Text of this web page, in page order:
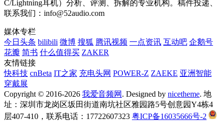
C/Lightning耳机）分析、评测、拆解的专业机构。稿件投递、
联系我们：info@52audio.com
媒体专栏
今日头条 bilibili 微博 搜狐 腾讯视频 一点资讯 互动吧 企鹅号
花瓣 简书 什么值得买 ZAKER
友情链接
快科技 cnBeta IT之家 充电头网 POWER-Z ZAEKE 亚洲智能
穿戴展
Copyright © 2016-2026 我爱音频网 . Designed by nicetheme. 地
址：深圳市龙岗区坂田街道南坑社区雅园路5号创意园Y4栋4
层407-410，联系电话：17722607323 粤ICP备16035666号-2